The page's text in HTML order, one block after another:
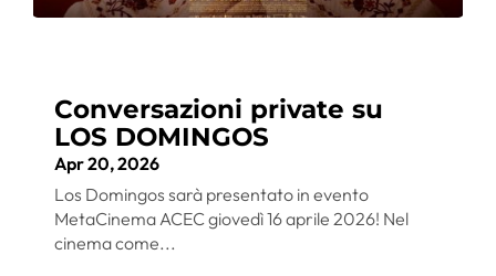
Conversazioni private su
LOS DOMINGOS
Apr 20, 2026
Los Domingos sarà presentato in evento
MetaCinema ACEC giovedì 16 aprile 2026! Nel
cinema come...